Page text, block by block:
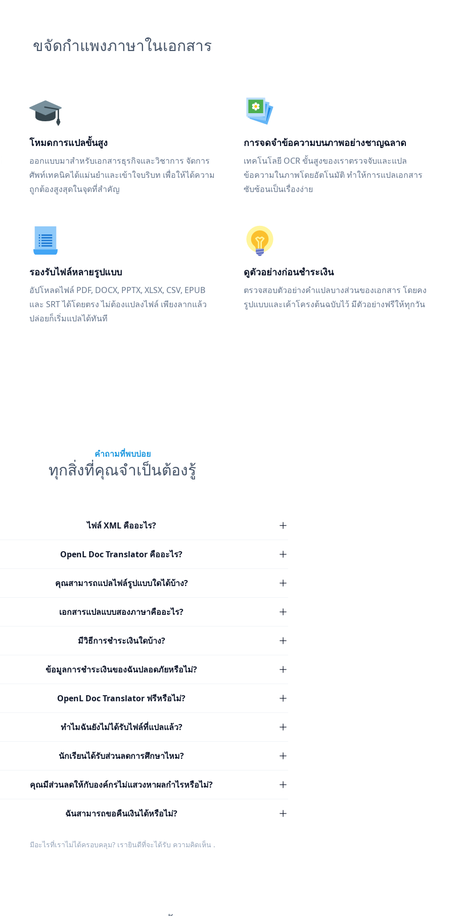
ขจัดกำแพงภาษาในเอกสาร
โหมดการแปลขั้นสูง
ออกแบบมาสำหรับเอกสารธุรกิจและวิชาการ จัดการ
ศัพท์เทคนิคได้แม่นยำและเข้าใจบริบท เพื่อให้ได้ความ
ถูกต้องสูงสุดในจุดที่สำคัญ
การจดจำข้อความบนภาพอย่างชาญฉลาด
เทคโนโลยี OCR ขั้นสูงของเราตรวจจับและแปล
ข้อความในภาพโดยอัตโนมัติ ทำให้การแปลเอกสาร
ซับซ้อนเป็นเรื่องง่าย
รองรับไฟล์หลายรูปแบบ
อัปโหลดไฟล์ PDF, DOCX, PPTX, XLSX, CSV, EPUB
และ SRT ได้โดยตรง ไม่ต้องแปลงไฟล์ เพียงลากแล้ว
ปล่อยก็เริ่มแปลได้ทันที
ดูตัวอย่างก่อนชำระเงิน
ตรวจสอบตัวอย่างคำแปลบางส่วนของเอกสาร โดยคง
รูปแบบและเค้าโครงต้นฉบับไว้ มีตัวอย่างฟรีให้ทุกวัน
คำถามที่พบบ่อย
ทุกสิ่งที่คุณจำเป็นต้องรู้
ไฟล์ XML คืออะไร?
OpenL Doc Translator คืออะไร?
คุณสามารถแปลไฟล์รูปแบบใดได้บ้าง?
เอกสารแปลแบบสองภาษาคืออะไร?
มีวิธีการชำระเงินใดบ้าง?
ข้อมูลการชำระเงินของฉันปลอดภัยหรือไม่?
OpenL Doc Translator ฟรีหรือไม่?
ทำไมฉันยังไม่ได้รับไฟล์ที่แปลแล้ว?
นักเรียนได้รับส่วนลดการศึกษาไหม?
คุณมีส่วนลดให้กับองค์กรไม่แสวงหาผลกำไรหรือไม่?
ฉันสามารถขอคืนเงินได้หรือไม่?
มีอะไรที่เราไม่ได้ครอบคลุม? เรายินดีที่จะได้รับ ความคิดเห็น .